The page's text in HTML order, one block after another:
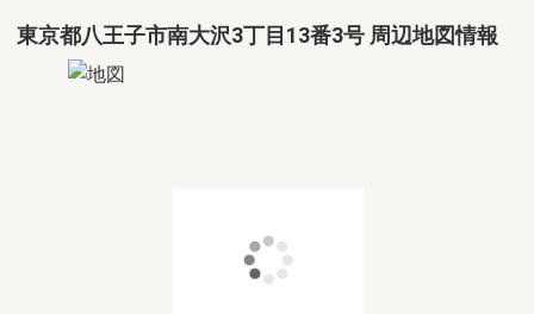
東京都八王子市南大沢3丁目13番3号 周辺地図情報